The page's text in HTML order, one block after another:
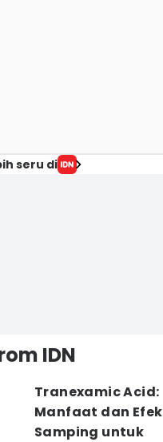
seru di
IDN
Tranexamic Acid:
Manfaat dan Efek
Samping untuk